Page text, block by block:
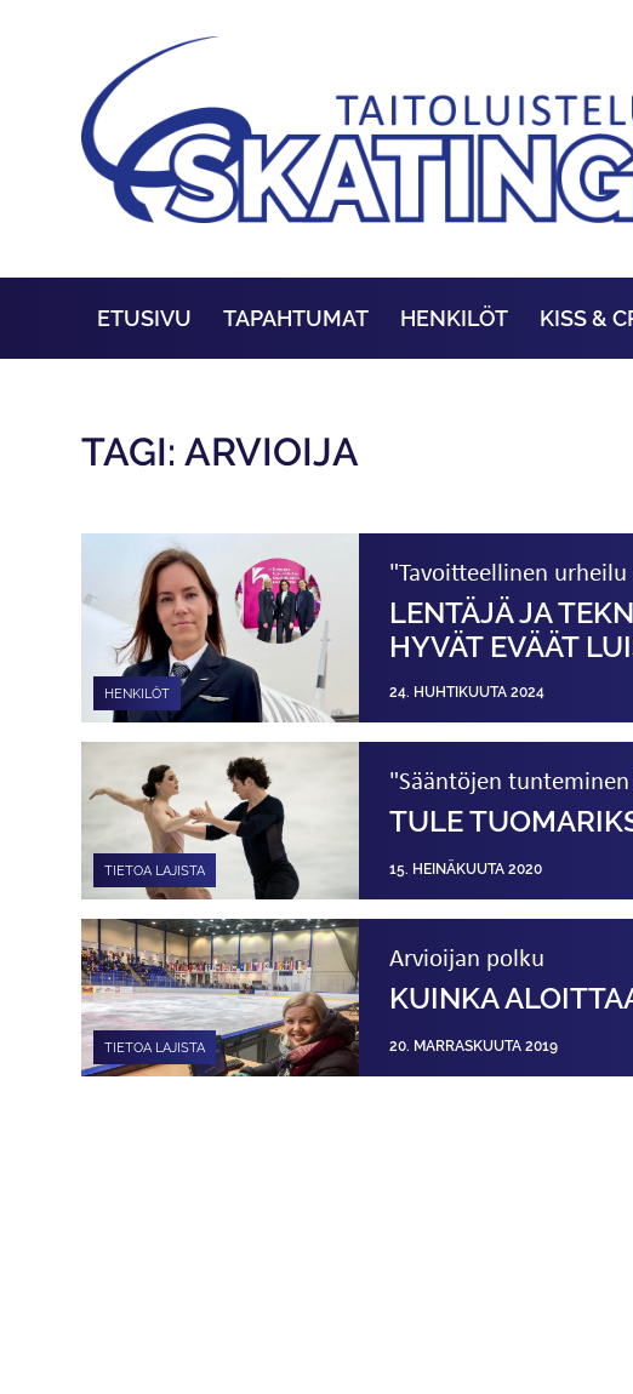
ETUSIVU TAPAHTUMAT HENKILÖT KISS &
TAGI: ARVIOIJA
HENKILÖT
"Tavoitteellinen
LENTÄJÄ JA
HYVÄT EVÄÄT
24. HUHTIKUUTA 2024
TIETOA LAJISTA
"Sääntöjen
TULE
15. HEINÄKUUTA 2020
TIETOA LAJISTA
Arvioijan polku
KUINKA
20. MARRASKUUTA 2019